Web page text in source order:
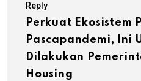
Reply
Perkuat Ekosistem
Pascapandemi, Ini
Dilakukan
Housing